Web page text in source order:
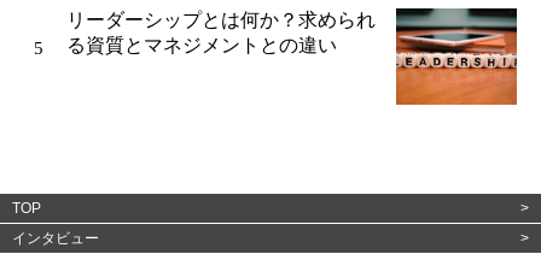
リーダーシップとは何か？求められ
る資質とマネジメントとの違い
TOP
インタビュー